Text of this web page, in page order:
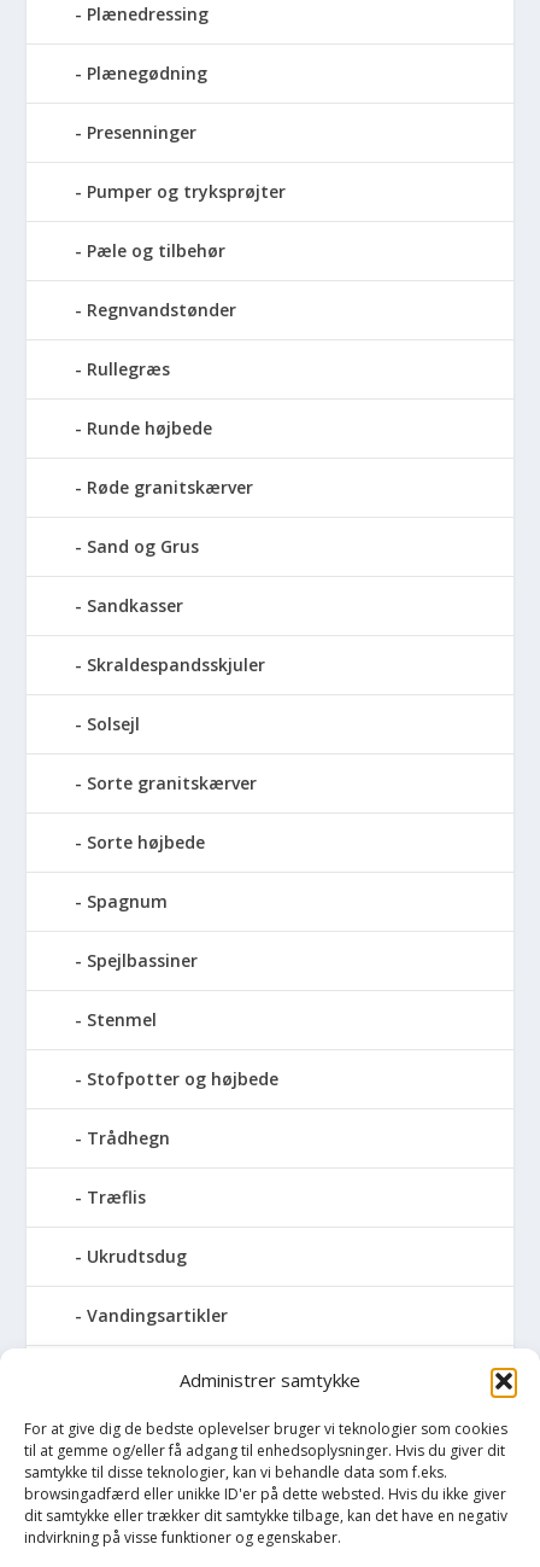
Administrer samtykke
For at give dig de bedste oplevelser bruger vi teknologier som cookies
til at gemme og/eller få adgang til enhedsoplysninger. Hvis du giver dit
samtykke til disse teknologier, kan vi behandle data som f.eks.
browsingadfærd eller unikke ID'er på dette websted. Hvis du ikke giver
dit samtykke eller trækker dit samtykke tilbage, kan det have en negativ
indvirkning på visse funktioner og egenskaber.
Plænedressing
Plænegødning
Presenninger
Pumper og tryksprøjter
Pæle og tilbehør
Regnvandstønder
Rullegræs
Runde højbede
Røde granitskærver
Sand og Grus
Sandkasser
Skraldespandsskjuler
Solsejl
Sorte granitskærver
Sorte højbede
Spagnum
Spejlbassiner
Stenmel
Stofpotter og højbede
Trådhegn
Træflis
Ukrudtsdug
Vandingsartikler
Vandslanger
Vildthegn
vækstdug
Maling